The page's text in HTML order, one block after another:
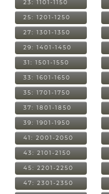
23: 1101-1150
25: 1201-1250
27: 1301-1350
29: 1401-1450
31: 1501-1550
33: 1601-1650
35: 1701-1750
37: 1801-1850
39: 1901-1950
41: 2001-2050
43: 2101-2150
45: 2201-2250
47: 2301-2350